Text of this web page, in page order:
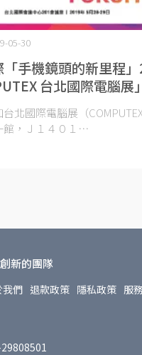
「手機鏡頭的新里程
台北國際電腦展」
05-30
台北國際電腦展（
館，Ｊ１４０１⋯
新的團隊
我們 退款政策 隱私政策 服